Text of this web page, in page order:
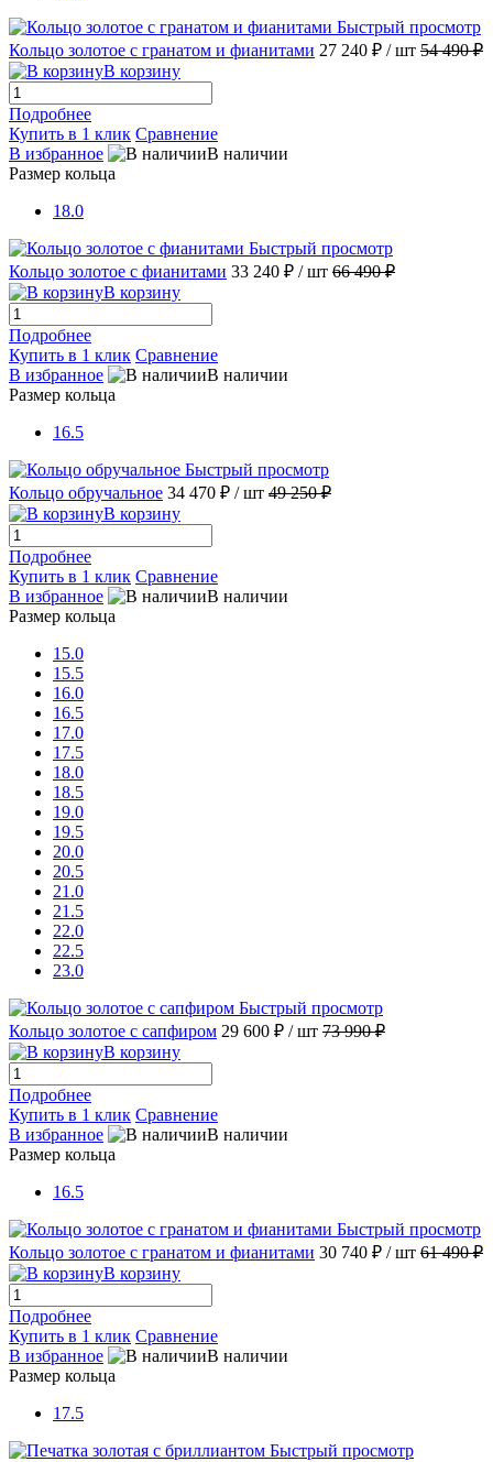
Быстрый просмотр
Кольцо золотое с гранатом и фианитами 27 240 ₽ / шт 54 490 ₽
В корзину
Подробнее
Купить в 1 клик Сравнение
В избранное
В наличии
Размер кольца
18.0
Быстрый просмотр
Кольцо золотое с фианитами 33 240 ₽ / шт 66 490 ₽
В корзину
Подробнее
Купить в 1 клик Сравнение
В избранное
В наличии
Размер кольца
16.5
Быстрый просмотр
Кольцо обручальное 34 470 ₽ / шт 49 250 ₽
В корзину
Подробнее
Купить в 1 клик Сравнение
В избранное
В наличии
Размер кольца
15.0
15.5
16.0
16.5
17.0
17.5
18.0
18.5
19.0
19.5
20.0
20.5
21.0
21.5
22.0
22.5
23.0
Быстрый просмотр
Кольцо золотое с сапфиром 29 600 ₽ / шт 73 990 ₽
В корзину
Подробнее
Купить в 1 клик Сравнение
В избранное
В наличии
Размер кольца
16.5
Быстрый просмотр
Кольцо золотое с гранатом и фианитами 30 740 ₽ / шт 61 490 ₽
В корзину
Подробнее
Купить в 1 клик Сравнение
В избранное
В наличии
Размер кольца
17.5
Быстрый просмотр